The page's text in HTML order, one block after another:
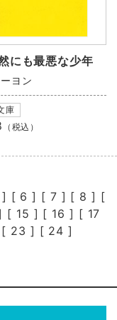
にも最悪な少年
ヨン
庫
（税込）
] [ 6 ] [ 7 ] [ 8 ] [
[ 15 ] [ 16 ] [ 17
23 ] [ 24 ]